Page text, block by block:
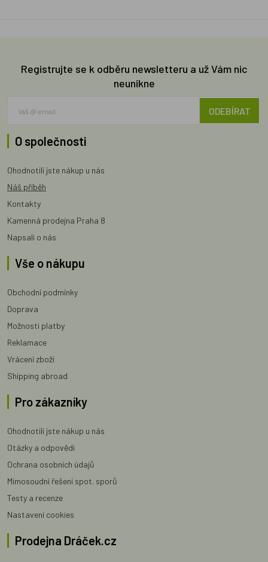
Registrujte se k odběru newsletteru a už Vám nic
neunikne
ODEBÍRAT
O společnosti
Ohodnotili jste nákup u nás
Náš příběh
Kontakty
Kamenná prodejna Praha 8
Napsali o nás
Vše o nákupu
Obchodní podmínky
Doprava
Možnosti platby
Reklamace
Vrácení zboží
Shipping abroad
Pro zákazníky
Ohodnotili jste nákup u nás
Otázky a odpovědi
Ochrana osobních údajů
Mimosoudní řešení spot. sporů
Testy a recenze
Nastavení cookies
Prodejna Dráček.cz